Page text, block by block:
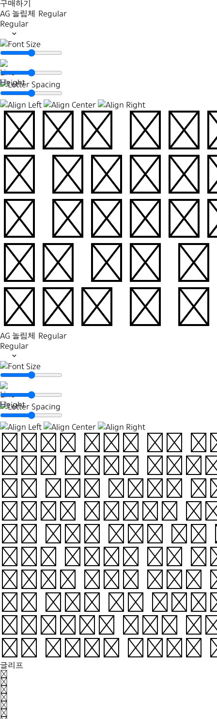
구매하기
AG 놀림체 Regular
Regular
우리는 부
때 분노한
는 누군가
나는 그런
람이며 내
AG 놀림체 Regular
Regular
‘온’은 무거운 짐, 부
는다. 윗사람이 아니거
으면 불쾌한 열등감을
다”라고 말했다면, ‘나
해야 한다. 그들은 이
른다. 일본에는 이런
모름지기 사람은 기무
무와 성격이 다른 의무
인류학자들이 각국의 문
가장 흥미로운 개념이
글리프
가
각
간
갈
감
개